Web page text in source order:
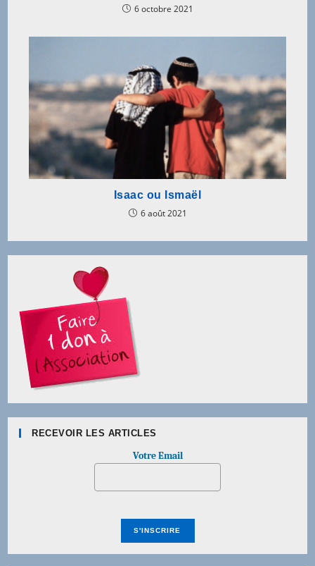
6 octobre 2021
Isaac ou Ismaël
6 août 2021
RECEVOIR LES ARTICLES
Votre Email